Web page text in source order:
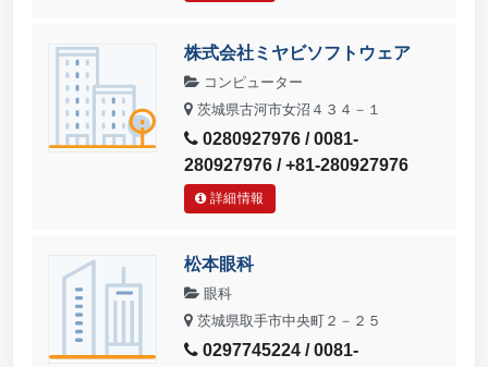
株式会社ミヤビソフトウェア
コンピューター
茨城県古河市女沼４３４－１
0280927976 / 0081-
280927976 / +81-280927976
詳細情報
松本眼科
眼科
茨城県取手市中央町２－２５
0297745224 / 0081-